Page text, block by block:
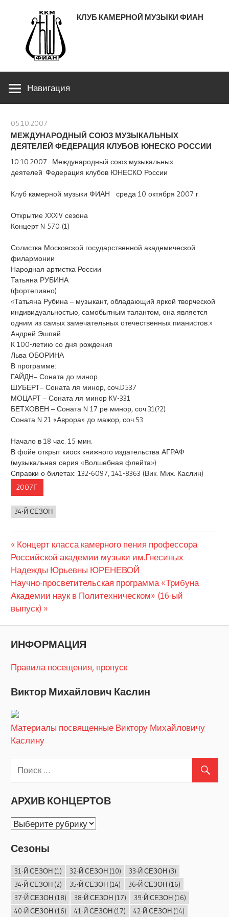
содержимому
КЛУБ КАМЕРНОЙ МУЗЫКИ ФИАН
ЛЕНИНСКИЙ ПРОСПЕКТ 53
Навигация
05.10.2007
МЕЖДУНАРОДНЫЙ СОЮЗ МУЗЫКАЛЬНЫХ
ДЕЯТЕЛЕЙ ФЕДЕРАЦИЯ КЛУБОВ ЮНЕСКО РОССИИ
10.10.2007 Международный союз музыкальных
деятелей Федерация клубов ЮНЕСКО России
Клуб камерной музыки ФИАН среда 10 октября 2007 г.
Открытие XXXIV сезона
Концерт N 570 (1)
Солистка Московской государственной академической
филармонии
Народная артистка России
Татьяна РУБИНА
(фортепиано)
«Татьяна Рубина – музыкант, обладающий яркой творческой
индивидуальностью, самобытным талантом, она является
одним из самых замечательных отечественных пианистов.»
Андрей Эшпай
К 100-летию со дня рождения
Льва ОБОРИНА
В программе:
ГАЙДН– Соната до минор
ШУБЕРТ– Соната ля минор, соч.D537
МОЦАРТ – Соната ля минор KV-331
БЕТХОВЕН – Соната N 17 ре минор, соч.31(?2)
Соната N 21 «Аврора» до мажор, соч.53
Начало в 18 час. 15 мин.
В фойе открыт киоск книжного издательства АГРАФ
(музыкальная серия «Волшебная флейта»)
Справки о билетах: 132-6097, 141-8363 (Вик. Мих. Каслин)
2007Г
34-Й СЕЗОН
Навигация
по
записям
Предыдущая
запись:
Концерт класса камерного пения профессора
Российской академии музыки им.Гнесиных
Надежды Юрьевны ЮРЕНЕВОЙ
Следующая
запись:
Научно-просветительская программа «Трибуна
Академии наук в Политехническом» (16-ый
выпуск)
ИНФОРМАЦИЯ
Правила посещения, пропуск
Виктор Михайлович Каслин
Материалы посвященные Виктору Михайловичу
Каслину
АРХИВ КОНЦЕРТОВ
АРХИВ
Сезоны
31-Й СЕЗОН(1) 32-Й СЕЗОН(10) 33-Й СЕЗОН(3)
34-Й СЕЗОН(2) 35-Й СЕЗОН(14) 36-Й СЕЗОН(16)
37-Й СЕЗОН(18) 38-Й СЕЗОН(17) 39-Й СЕЗОН(16)
40-Й СЕЗОН(16) 41-Й СЕЗОН(17) 42-Й СЕЗОН(14)